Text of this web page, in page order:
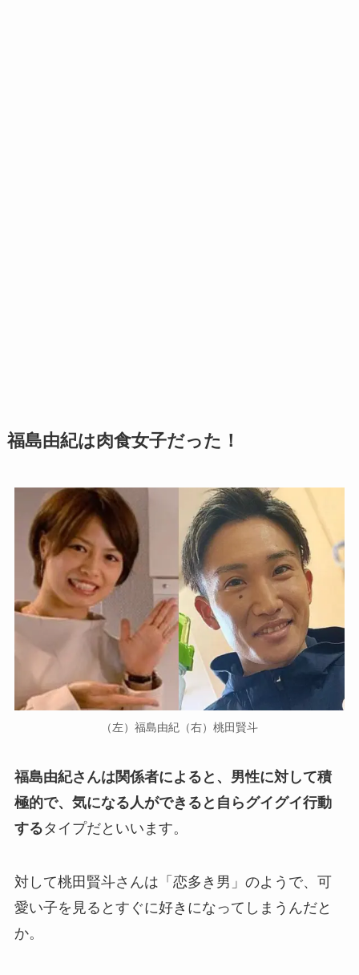
福島由紀は肉食女子だった！
（左）福島由紀（右）桃田賢斗
福島由紀さんは関係者によると、男性に対して積
極的で、気になる人ができると自らグイグイ行動
するタイプだといいます。
対して桃田賢斗さんは「恋多き男」のようで、可
愛い子を見るとすぐに好きになってしまうんだと
か。